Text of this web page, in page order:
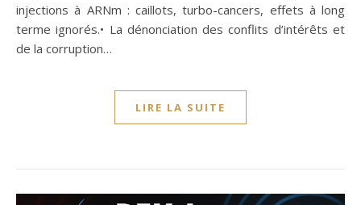
injections à ARNm : caillots, turbo-cancers, effets à long
terme ignorés.• La dénonciation des conflits d’intérêts et
de la corruption…
LIRE LA SUITE